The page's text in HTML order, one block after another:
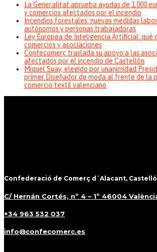
La Generalitat aprueba ayudas de 1.000
y comercios afectados por el incendio
Incendios forestales: nuevas medidas
autónomos y personas trabajadoras
Ley Europea de Inteligencia Artificial: qué
comercios y asociaciones
Confecomerç traslada su apoyo a las
afectados por el incendio de Castellón
Miquel Suay, elegido por unanimidad
primer Diseñador de moda al frente de la
comercio textil valenciano
Confederació de Comerç d´Alacant,
C/ Hernán Cortés, nº 4 – 1º 46004
+34 963 532 037
info@confecomerc.es